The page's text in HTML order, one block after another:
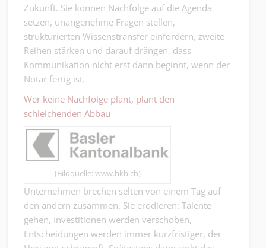
Zukunft. Sie können Nachfolge auf die Agenda
setzen, unangenehme Fragen stellen,
strukturierten Wissenstransfer einfordern, zweite
Reihen stärken und darauf drängen, dass
Kommunikation nicht erst dann beginnt, wenn der
Notar fertig ist.
Wer keine Nachfolge plant, plant den
schleichenden Abbau
(Bildquelle: www.bkb.ch)
Unternehmen brechen selten von einem Tag auf
den andern zusammen. Sie erodieren: Talente
gehen, Investitionen werden verschoben,
Entscheidungen werden immer kurzfristiger, der